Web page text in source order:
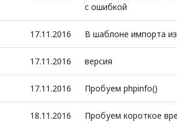
с ошибкой
17.11.2016 В шаблоне импорта
17.11.2016 версия
17.11.2016 Пробуем phpinfo()
18.11.2016 Пробуем короткое